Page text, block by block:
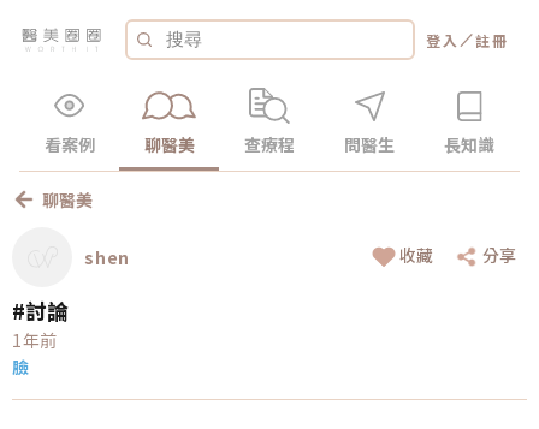
登入 ／註冊
看案例 聊醫美 查療程 問醫生 長知識
聊醫美
shen 收藏 分享
#討論
1年前
臉